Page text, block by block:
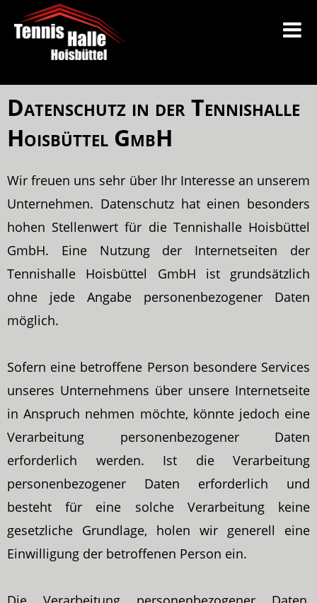
Datenschutz in der Tennishalle
Hoisbüttel GmbH
Wir freuen uns sehr über Ihr Interesse an unserem
Unternehmen. Datenschutz hat einen besonders
hohen Stellenwert für die Tennishalle Hoisbüttel
GmbH. Eine Nutzung der Internetseiten der
Tennishalle Hoisbüttel GmbH ist grundsätzlich
ohne jede Angabe personenbezogener Daten
möglich.
Sofern eine betroffene Person besondere Services
unseres Unternehmens über unsere Internetseite
in Anspruch nehmen möchte, könnte jedoch eine
Verarbeitung personenbezogener Daten
erforderlich werden. Ist die Verarbeitung
personenbezogener Daten erforderlich und
besteht für eine solche Verarbeitung keine
gesetzliche Grundlage, holen wir generell eine
Einwilligung der betroffenen Person ein.